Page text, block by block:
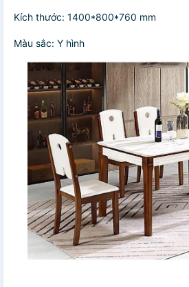
Kích thước: 1400*800*760 mm
Màu sắc: Y hình